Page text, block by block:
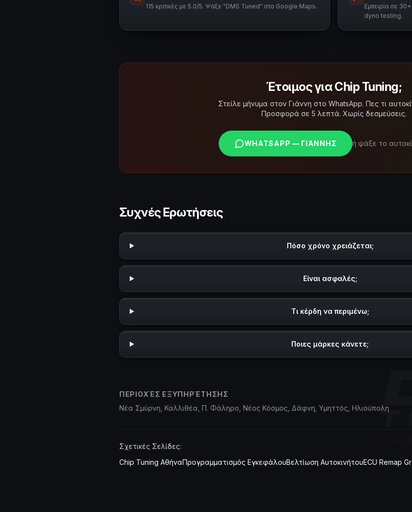
115 κριτικές με 5.0/5. Ψάξε "DMS Tuned" στο Google Maps.
Εμπειρία σε
dyno testing.
Έτοιμος για Chip Tuning;
Στείλε μήνυμα στον Γιάννη στο WhatsApp. Πες τι
Προσφορά σε 5 λεπτά. Χωρίς δεσμεύσεις.
WHATSAPP — ΓΙΆΝΝΗΣ ή ψάξε το
Συχνές Ερωτήσεις
Πόσο χρόνο χρειάζεται;
Είναι ασφαλές;
Τι κέρδη να περιμένω;
Ποιες μάρκες κάνετε;
ΠΕΡΙΟΧΈΣ ΕΞΥΠΗΡΈΤΗΣΗΣ
Νέα Σμύρνη, Καλλιθέα, Π. Φάληρο, Νέος Κόσμος, Δάφνη, Υμηττός, Ηλιούπολη
Σχετικές Σελίδες:
Chip Tuning ΑθήναΠρογραμματισμός ΕγκεφάλουΒελτίωση ΑυτοκινήτουECU Remap